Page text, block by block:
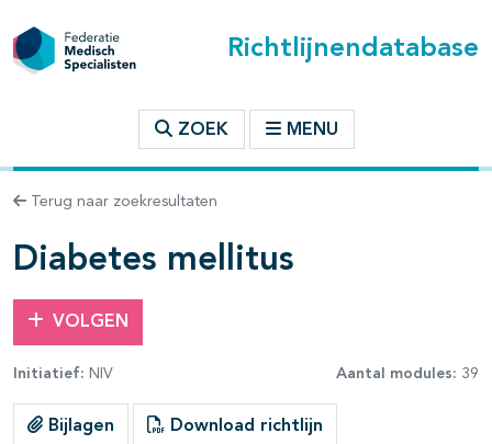
Richtlijnendatabase
ZOEK MENU
Terug naar zoekresultaten
Diabetes mellitus
VOLGEN
Initiatief: NIV Aantal modules: 39
Bijlagen Download richtlijn
binnen deze richtlijn
open- en dichtklappen